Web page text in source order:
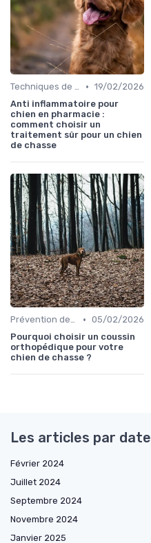
Techniques de base • 19/02/2026
Anti inflammatoire pour
chien en pharmacie :
comment choisir un
traitement sûr pour un chien
de chasse
Prévention des blessures • 05/02/2026
Pourquoi choisir un coussin
orthopédique pour votre
chien de chasse ?
Les articles par date
Février 2024
Juillet 2024
Septembre 2024
Novembre 2024
Janvier 2025